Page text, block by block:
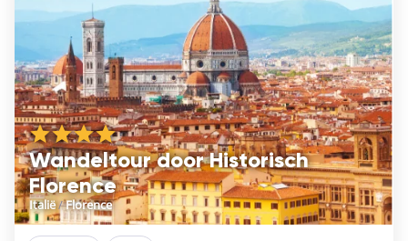
Wandeltour door Historisch
Florence
Italië/Florence